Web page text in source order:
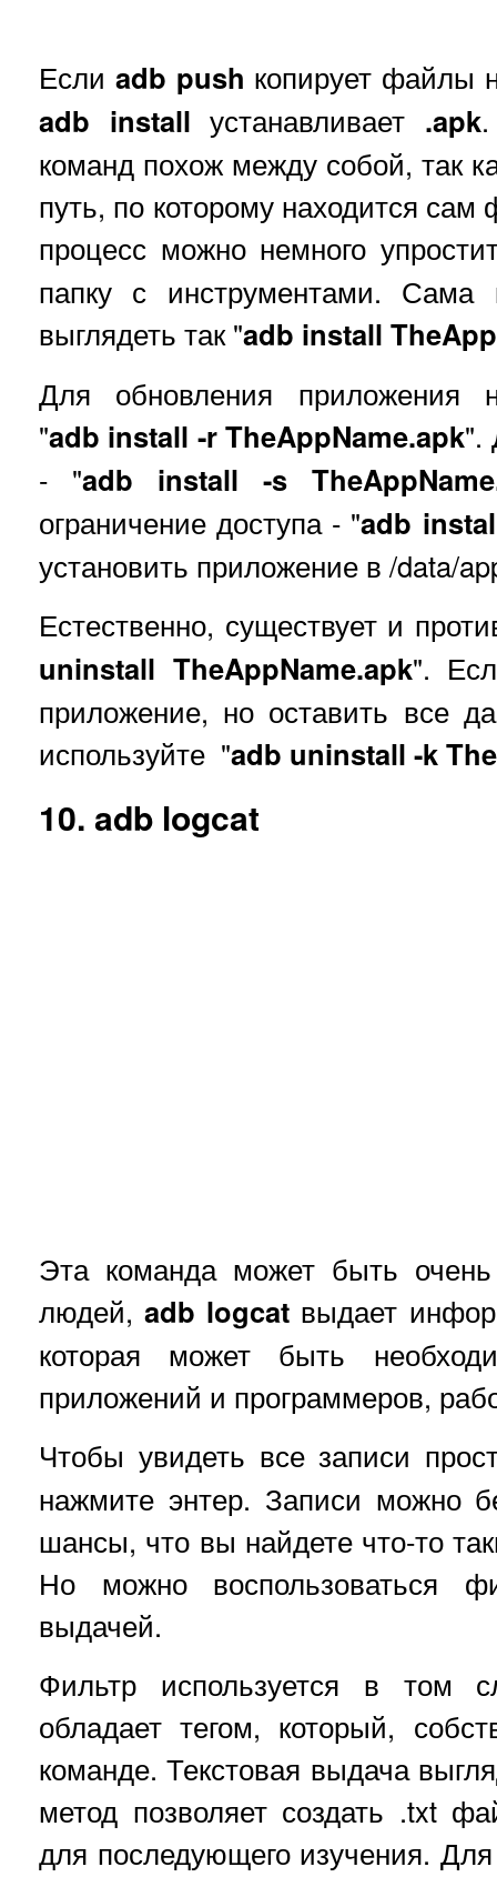
Если adb push копирует файлы
adb install устанавливает .apk
команд похож между собой, так
путь, по которому находится
процесс можно немного
папку с инструментами. Сама
выглядеть так "adb install
Для обновления приложения
"adb install -r TheAppName.apk".
- "adb install -s
ограничение доступа - "adb
установить приложение в /data/
Естественно, существует и
uninstall TheAppName.apk".
приложение, но оставить все
используйте "adb uninstall -k
10. adb logcat
Эта команда может быть
людей,adb logcat выдает
которая может быть
приложений и программеров,
Чтобы увидеть все записи
нажмите энтер. Записи можно
шансы, что вы найдете что-то
Но можно воспользоваться
выдачей.
Фильтр используется в том
обладает тегом, который,
команде. Текстовая выдача
метод позволяет создать .txt
для последующего изучения. Для